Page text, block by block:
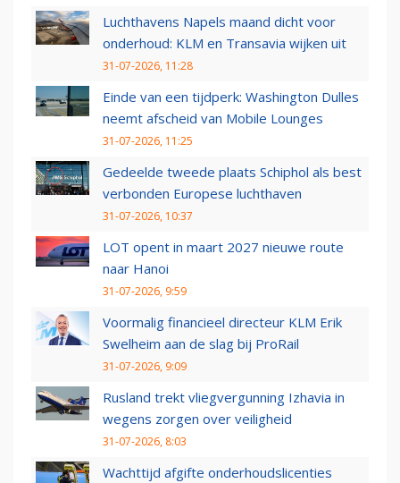
Luchthavens Napels maand dicht voor
onderhoud: KLM en Transavia wijken uit
31-07-2026, 11:28
Einde van een tijdperk: Washington Dulles
neemt afscheid van Mobile Lounges
31-07-2026, 11:25
Gedeelde tweede plaats Schiphol als best
verbonden Europese luchthaven
31-07-2026, 10:37
LOT opent in maart 2027 nieuwe route
naar Hanoi
31-07-2026, 9:59
Voormalig financieel directeur KLM Erik
Swelheim aan de slag bij ProRail
31-07-2026, 9:09
Rusland trekt vliegvergunning Izhavia in
wegens zorgen over veiligheid
31-07-2026, 8:03
Wachttijd afgifte onderhoudslicenties